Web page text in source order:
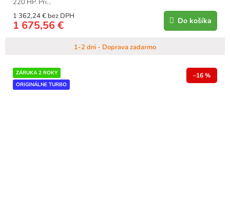
1-2 dni - Doprava zadarmo
1 362,24 € bez DPH
1 675,56 € Do košíka
220 HP. Pri...
ZÁRUKA 2 ROKY
ORIGINÁLNE TURBO
–16 %